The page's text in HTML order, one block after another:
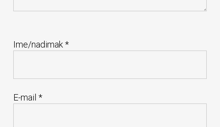
Ime/nadimak*
E-mail *